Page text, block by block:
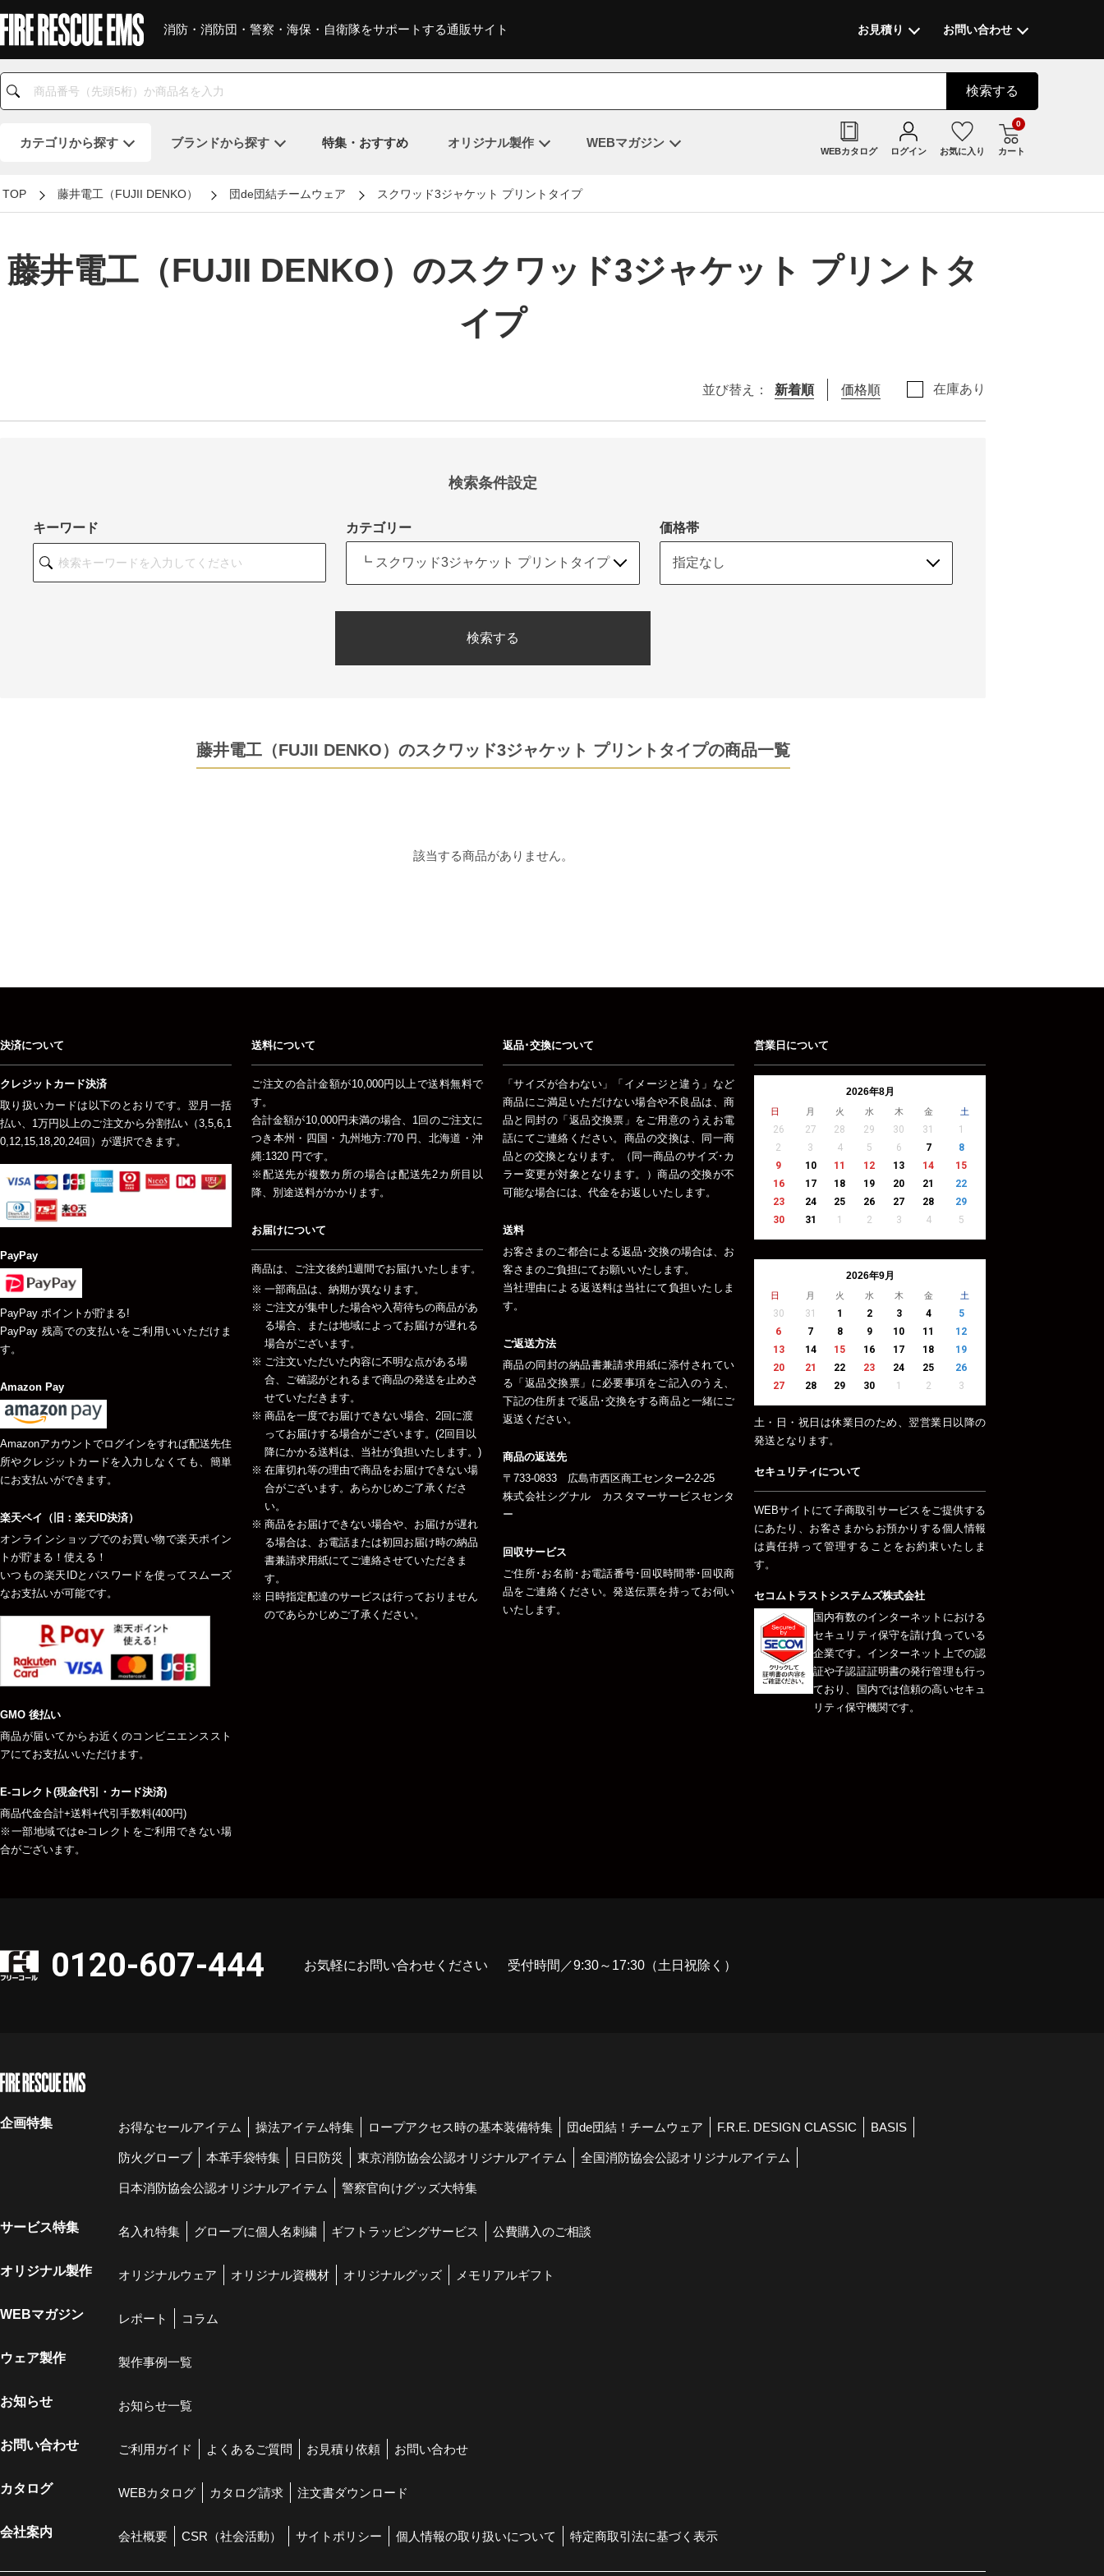
消防・消防団・警察・海保・自衛隊をサポートする通販サイト お見積り お問い合わせ
検索する
カテゴリから探す ブランドから探す 特集・おすすめ オリジナル製作 WEBマガジン
WEBカタログ ログイン お気に入り カート
0
TOP 藤井電工（FUJII DENKO） 団de団結チームウェア スクワッド3ジャケット プリントタイプ
藤井電工（FUJII DENKO）のスクワッド3ジャケット プリントタ
イプ
並び替え： 新着順 価格順 在庫あり
検索条件設定
キーワード カテゴリー 価格帯
検索する
藤井電工（FUJII DENKO）のスクワッド3ジャケット プリントタイプの商品一覧
該当する商品がありません。
決済について
クレジットカード決済
取り扱いカードは以下のとおりです。翌月一括
払い、1万円以上のご注文から分割払い（3,5,6,1
0,12,15,18,20,24回）が選択できます。
PayPay
PayPay ポイントが貯まる!
PayPay 残高での支払いをご利用いいただけま
す。
Amazon Pay
Amazonアカウントでログインをすれば配送先住
所やクレジットカードを入力しなくても、簡単
にお支払いができます。
楽天ペイ（旧：楽天ID決済）
オンラインショップでのお買い物で楽天ポイン
トが貯まる！使える！
いつもの楽天IDとパスワードを使ってスムーズ
なお支払いが可能です。
GMO 後払い
商品が届いてからお近くのコンビニエンススト
アにてお支払いいただけます。
E-コレクト(現金代引・カード決済)
商品代金合計+送料+代引手数料(400円)
※一部地域ではe-コレクトをご利用できない場
合がございます。
送料について
ご注文の合計金額が10,000円以上で送料無料で
す。
合計金額が10,000円未満の場合、1回のご注文に
つき本州・四国・九州地方:770 円、北海道・沖
縄:1320 円です。
※配送先が複数カ所の場合は配送先2カ所目以
降、別途送料がかかります。
お届けについて
商品は、ご注文後約1週間でお届けいたします。
一部商品は、納期が異なります。
ご注文が集中した場合や入荷待ちの商品があ
る場合、または地域によってお届けが遅れる
場合がございます。
ご注文いただいた内容に不明な点がある場
合、ご確認がとれるまで商品の発送を止めさ
せていただきます。
商品を一度でお届けできない場合、2回に渡
ってお届けする場合がございます。(2回目以
降にかかる送料は、当社が負担いたします。)
在庫切れ等の理由で商品をお届けできない場
合がございます。あらかじめご了承くださ
い。
商品をお届けできない場合や、お届けが遅れ
る場合は、お電話または初回お届け時の納品
書兼請求用紙にてご連絡させていただきま
す。
日時指定配達のサービスは行っておりません
のであらかじめご了承ください。
返品･交換について
「サイズが合わない」「イメージと違う」など
商品にご満足いただけない場合や不良品は、商
品と同封の「返品交換票」をご用意のうえお電
話にてご連絡ください。商品の交換は、同一商
品との交換となります。（同一商品のサイズ･カ
ラー変更が対象となります。）商品の交換が不
可能な場合には、代金をお返しいたします。
送料
お客さまのご都合による返品･交換の場合は、お
客さまのご負担にてお願いいたします。
当社理由による返送料は当社にて負担いたしま
す。
ご返送方法
商品の同封の納品書兼請求用紙に添付されてい
る「返品交換票」に必要事項をご記入のうえ、
下記の住所まで返品･交換をする商品と一緒にご
返送ください。
商品の返送先
〒733-0833 広島市西区商工センター2-2-25
株式会社シグナル カスタマーサービスセンタ
ー
回収サービス
ご住所･お名前･お電話番号･回収時間帯･回収商
品をご連絡ください。発送伝票を持ってお伺い
いたします。
営業日について
2026年8月
日 月 火 水 木 金 土
26 27 28 29 30 31
1
2
3 4 5 6 7
8
9
10 11 12 13 14
15
16
17 18 19 20 21
22
23
24 25 26 27 28
29
30
31 1 2 3 4 5
2026年9月
日 月 火 水 木 金 土
30 31 1 2 3 4
5
6
7 8 9 10 11
12
13
14 15 16 17 18
19
20
21 22 23 24 25
26
27
28 29 30 1 2 3
土・日・祝日は休業日のため、翌営業日以降の
発送となります。
セキュリティについて
WEBサイトにて子商取引サービスをご提供する
にあたり、お客さまからお預かりする個人情報
は責任持って管理することをお約束いたしま
す。
セコムトラストシステムズ株式会社
国内有数のインターネットにおける
セキュリティ保守を請け負っている
企業です。インターネット上での認
証や子認証証明書の発行管理も行っ
ており、国内では信頼の高いセキュ
リティ保守機関です。
0120-607-444 お気軽にお問い合わせください 受付時間／9:30～17:30（土日祝除く）
企画特集 お得なセールアイテム 操法アイテム特集 ロープアクセス時の基本装備特集 団de団結！チームウェア F.R.E. DESIGN CLASSIC BASIS
防火グローブ 本革手袋特集 日日防災 東京消防協会公認オリジナルアイテム 全国消防協会公認オリジナルアイテム
日本消防協会公認オリジナルアイテム 警察官向けグッズ大特集
サービス特集 名入れ特集 グローブに個人名刺繍 ギフトラッピングサービス 公費購入のご相談
オリジナル製作 オリジナルウェア オリジナル資機材 オリジナルグッズ メモリアルギフト
WEBマガジン レポート コラム
ウェア製作 製作事例一覧
お知らせ お知らせ一覧
お問い合わせ ご利用ガイド よくあるご質問 お見積り依頼 お問い合わせ
カタログ WEBカタログ カタログ請求 注文書ダウンロード
会社案内 会社概要 CSR（社会活動） サイトポリシー 個人情報の取り扱いについて 特定商取引法に基づく表示